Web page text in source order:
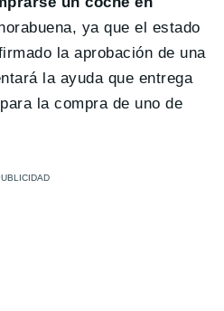
ya que el estado
la aprobación de una
la ayuda que entrega
la compra de uno de